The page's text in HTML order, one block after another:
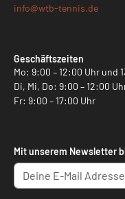
info@wtb-tennis.de
Geschäftszeiten
Mo: 9:00 – 12:00 Uhr und
Di, Mi, Do: 9:00 – 12:00
Fr: 9:00 – 17:00 Uhr
Mit unserem Newsletter